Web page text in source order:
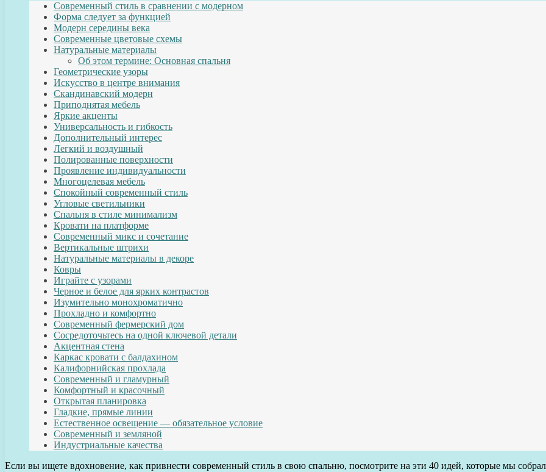
Современный стиль в сравнении с модерном
Форма следует за функцией
Модерн середины века
Современные цветовые схемы
Натуральные материалы
Об этом термине: Основная спальня
Геометрические узоры
Искусство в центре внимания
Скандинавский модерн
Приподнятая мебель
Яркие акценты
Универсальность и гибкость
Дополнительный интерес
Легкий и воздушный
Полированные поверхности
Проявление индивидуальности
Многоцелевая мебель
Спокойный современный стиль
Угловые светильники
Спальня в стиле минимализм
Кровати на платформе
Современный микс и сочетание
Вертикальные штрихи
Натуральные материалы в декоре
Ковры
Играйте с узорами
Черное и белое для ярких контрастов
Изумительно монохроматично
Прохладно и комфортно
Современный фермерский дом
Сосредоточьтесь на одной ключевой детали
Акцентная стена
Каркас кровати с балдахином
Калифорнийская прохлада
Современный и гламурный
Комфортный и красочный
Открытая планировка
Гладкие, прямые линии
Естественное освещение — обязательное условие
Современный и земляной
Индустриальные качества
Если вы ищете вдохновение, как привнести современный стиль в свою спальню, посмотрите на эти 40 идей, которые мы